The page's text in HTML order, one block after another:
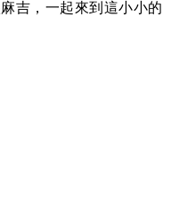
吉，一起來到這小小的